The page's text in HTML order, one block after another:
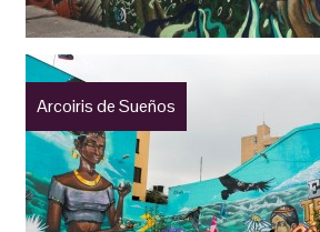
Arcoiris de Sueños